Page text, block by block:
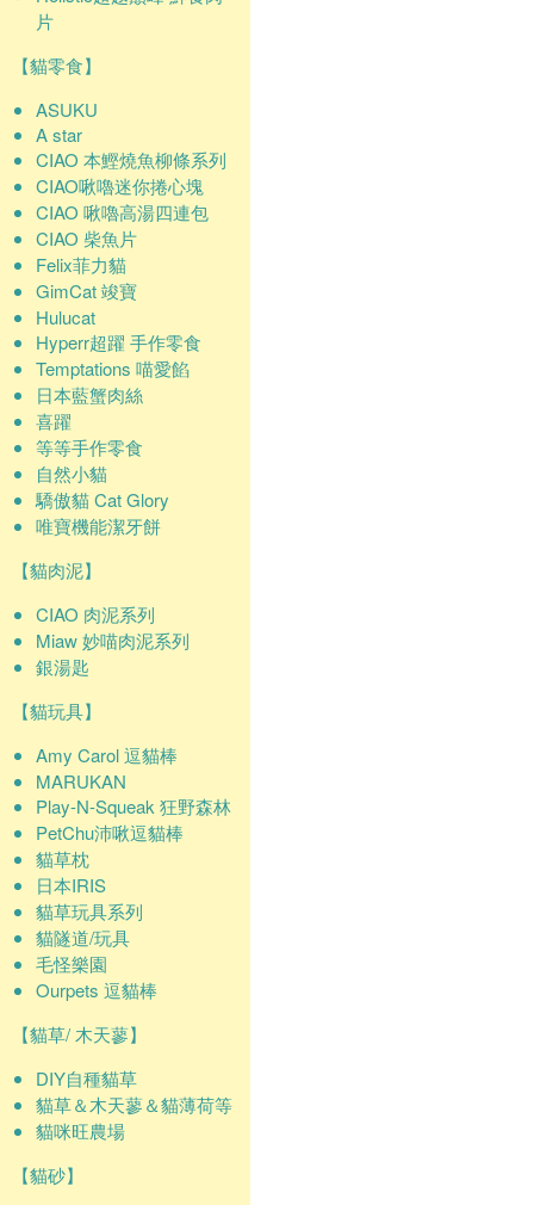
片
【貓零食】
ASUKU
A star
CIAO 本鰹燒魚柳條系列
CIAO啾嚕迷你捲心塊
CIAO 啾嚕高湯四連包
CIAO 柴魚片
Felix菲力貓
GimCat 竣寶
Hulucat
Hyperr超躍 手作零食
Temptations 喵愛餡
日本藍蟹肉絲
喜躍
等等手作零食
自然小貓
驕傲貓 Cat Glory
唯寶機能潔牙餅
【貓肉泥】
CIAO 肉泥系列
Miaw 妙喵肉泥系列
銀湯匙
【貓玩具】
Amy Carol 逗貓棒
MARUKAN
Play-N-Squeak 狂野森林
PetChu沛啾逗貓棒
貓草枕
日本IRIS
貓草玩具系列
貓隧道/玩具
毛怪樂園
Ourpets 逗貓棒
【貓草/ 木天蓼】
DIY自種貓草
貓草＆木天蓼＆貓薄荷等
貓咪旺農場
【貓砂】